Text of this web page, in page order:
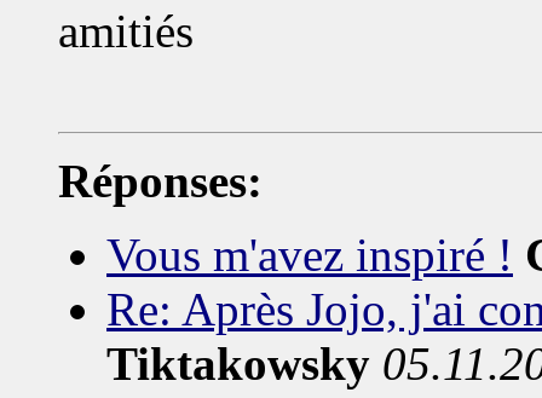
amitiés
Réponses:
Vous m'avez inspiré !
Re: Après Jojo, j'ai
Tiktakowsky